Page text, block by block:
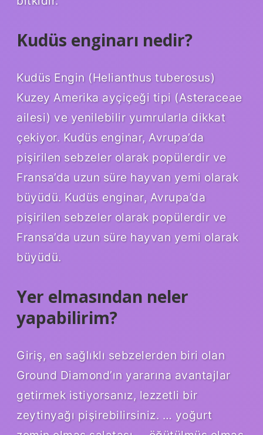
Kudüs enginarı nedir?
Kudüs Engin (Helianthus tuberosus)
Kuzey Amerika ayçiçeği tipi (Asteraceae
ailesi) ve yenilebilir yumrularla dikkat
çekiyor. Kudüs enginar, Avrupa’da
pişirilen sebzeler olarak popülerdir ve
Fransa’da uzun süre hayvan yemi olarak
büyüdü. Kudüs enginar, Avrupa’da
pişirilen sebzeler olarak popülerdir ve
Fransa’da uzun süre hayvan yemi olarak
büyüdü.
Yer elmasından neler
yapabilirim?
Giriş, en sağlıklı sebzelerden biri olan
Ground Diamond’ın yararına avantajlar
getirmek istiyorsanız, lezzetli bir
zeytinyağı pişirebilirsiniz. … yoğurt